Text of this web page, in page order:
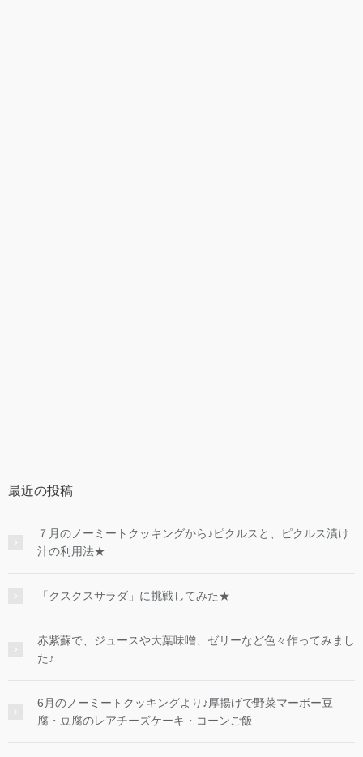
最近の投稿
７月のノーミートクッキングから♪ピクルスと、ピクルス漬け
汁の利用法★
「クスクスサラダ」に挑戦してみた★
赤紫蘇で、ジュースや大葉味噌、ゼリーなど色々作ってみまし
た♪
6月のノーミートクッキングより♪厚揚げで野菜マーボー豆
腐・豆腐のレアチーズケーキ・コーンご飯